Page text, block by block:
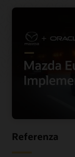
Referenza